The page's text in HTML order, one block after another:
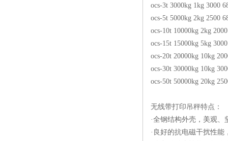
ocs-3t 3000kg 1kg
ocs-5t 5000kg 2kg
ocs-10t 10000kg 2kg
ocs-15t 15000kg 5kg
ocs-20t 20000kg
ocs-30t 30000kg 10kg
ocs-50t 50000kg 20kg
无线带打印吊秤特点：
·全钢结构外壳，美观
·良好的抗电磁干扰性